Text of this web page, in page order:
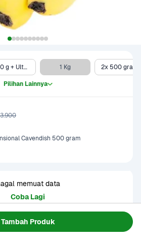
Tambah Produk
500 g + Ultra Minuman Sari Kacang Hijau 250 ml 1 Kg 2x 500 gram
Pilihan Lainnya
Cavendish 500 gram
memuat data
Coba Lagi